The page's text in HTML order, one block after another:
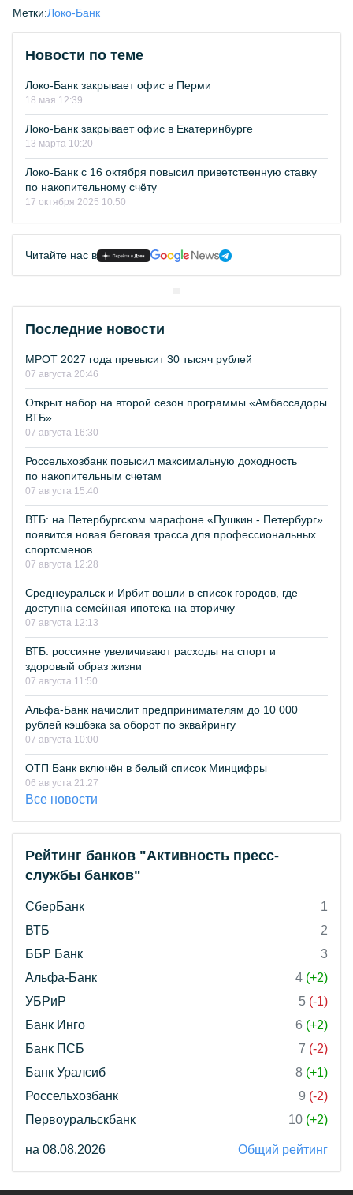
Метки:Локо-Банк
Новости по теме
Локо-Банк закрывает офис в Перми
18 мая 12:39
Локо-Банк закрывает офис в Екатеринбурге
13 марта 10:20
Локо-Банк с 16 октября повысил приветственную ставку
по накопительному счёту
17 октября 2025 10:50
Читайте нас в
Последние новости
МРОТ 2027 года превысит 30 тысяч рублей
07 августа 20:46
Открыт набор на второй сезон программы «Амбассадоры
ВТБ»
07 августа 16:30
Россельхозбанк повысил максимальную доходность
по накопительным счетам
07 августа 15:40
ВТБ: на Петербургском марафоне «Пушкин - Петербург»
появится новая беговая трасса для профессиональных
спортсменов
07 августа 12:28
Среднеуральск и Ирбит вошли в список городов, где
доступна семейная ипотека на вторичку
07 августа 12:13
ВТБ: россияне увеличивают расходы на спорт и
здоровый образ жизни
07 августа 11:50
Альфа-Банк начислит предпринимателям до 10 000
рублей кэшбэка за оборот по эквайрингу
07 августа 10:00
ОТП Банк включён в белый список Минцифры
06 августа 21:27
Все новости
Рейтинг банков "Активность пресс-
службы банков"
СберБанк
1
ВТБ
2
ББР Банк
3
Альфа-Банк
4 (+2)
УБРиР
5 (-1)
Банк Инго
6 (+2)
Банк ПСБ
7 (-2)
Банк Уралсиб
8 (+1)
Россельхозбанк
9 (-2)
Первоуральскбанк
10 (+2)
на 08.08.2026 Общий рейтинг